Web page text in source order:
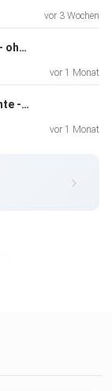
vor 3 Wochen
Dein Gehirn sabotiert dich gerade- ohne, dass du es merkst
vor 1 Monat
Eure Gesetz der Anziehung Momente -und was das Greator-Festival mich gelehrt hat
vor 1 Monat